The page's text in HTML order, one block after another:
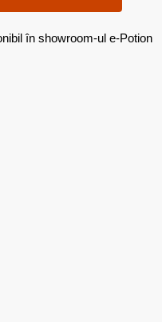
în showroom-ul e-Potion